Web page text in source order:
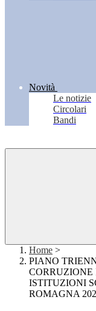
Novità
Le notizie
Circolari
Bandi
Home >
PIANO
CORRUZIONE
ISTITUZIONI
ROMAGNA